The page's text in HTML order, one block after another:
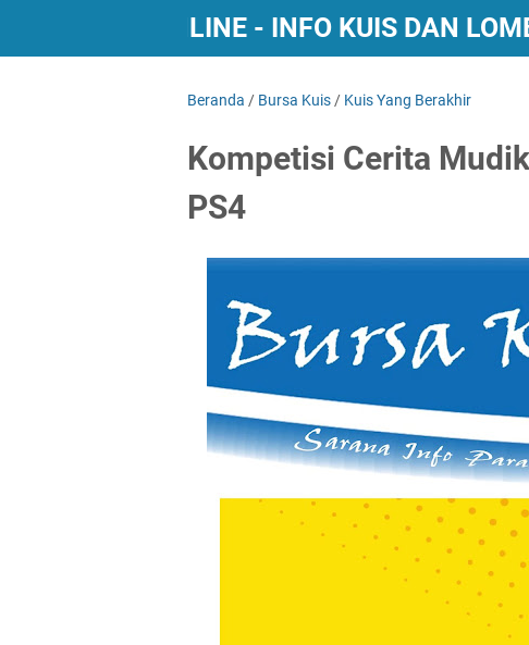
KUIS ONLINE - INFO KUIS DAN
Beranda / Bursa Kuis / Kuis Yang Berakhir
Kompetisi Cerita
PS4